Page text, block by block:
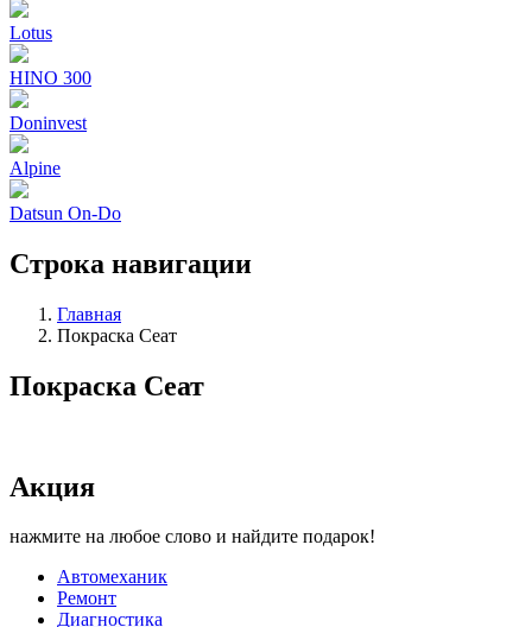
Lotus
HINO 300
Doninvest
Alpine
Datsun On-Do
Строка навигации
Главная
Покраска Сеат
Покраска Сеат
Акция
нажмите на любое слово и найдите подарок!
Автомеханик
Ремонт
Диагностика